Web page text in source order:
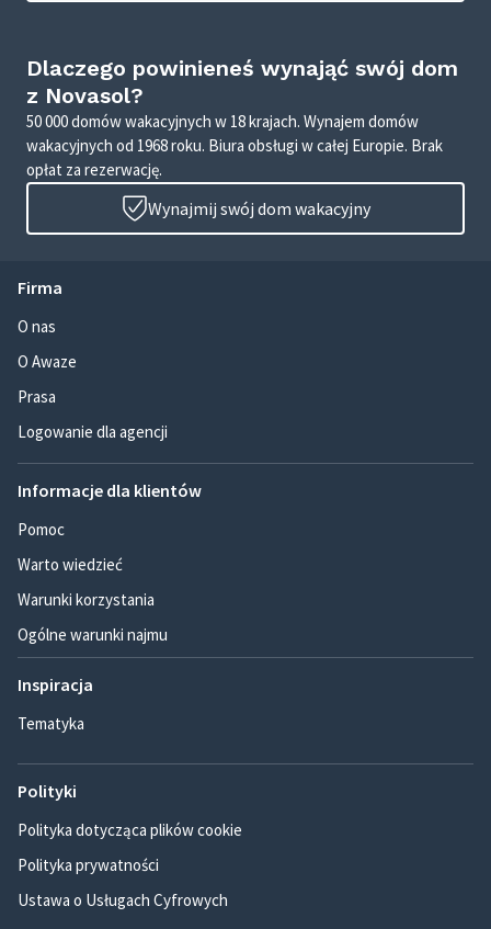
Dlaczego powinieneś wynająć swój dom
z Novasol?
50 000 domów wakacyjnych w 18 krajach. Wynajem domów
wakacyjnych od 1968 roku. Biura obsługi w całej Europie. Brak
opłat za rezerwację.
Wynajmij swój dom wakacyjny
Firma
O nas
O Awaze
Prasa
Logowanie dla agencji
Informacje dla klientów
Pomoc
Warto wiedzieć
Warunki korzystania
Ogólne warunki najmu
Inspiracja
Tematyka
Polityki
Polityka dotycząca plików cookie
Polityka prywatności
Ustawa o Usługach Cyfrowych